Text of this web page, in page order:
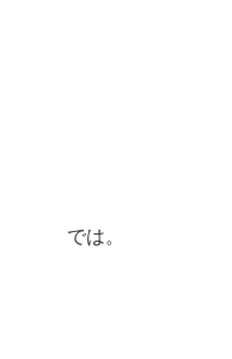
では。